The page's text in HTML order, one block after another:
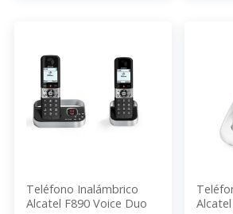
Teléfono Inalámbrico
Alcatel F890 Voice Duo